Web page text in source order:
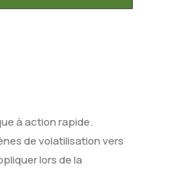
à action rapide.
de volatilisation vers
lors de la